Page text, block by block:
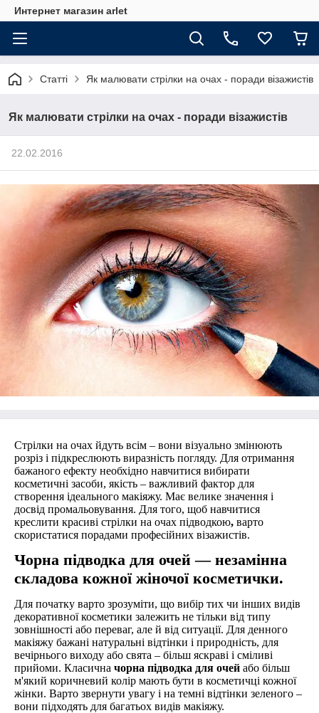
Интернет магазин arlet
Статті Як малювати стрілки на очах - поради візажистів
Як малювати стрілки на очах - поради візажистів
22.02.2016
Стрілки на очах йдуть всім – вони візуально змінюють
розріз і підкреслюють виразність погляду. Для отримання
бажаного ефекту необхідно навчитися вибирати
косметичні засоби, якість – важливий фактор для
створення ідеального макіяжу. Має велике значення і
досвід промальовування. Для того, щоб навчитися
креслити красиві стрілки на очах підводкою, варто
скористатися порадами професійних візажистів.
Чорна підводка для очей ― незамінна
складова кожної жіночої косметички.
Для початку варто зрозуміти, що вибір тих чи інших видів
декоративної косметики залежить не тільки від типу
зовнішності або переваг, але й від ситуації. Для денного
макіяжу бажані натуральні відтінки і природність, для
вечірнього виходу або свята – більш яскраві і сміливі
прийоми. Класична чорна підводка для очей або більш
м'який коричневий колір мають бути в косметичці кожної
жінки. Варто звернути увагу і на темні відтінки зеленого –
вони підходять для багатьох видів макіяжу.